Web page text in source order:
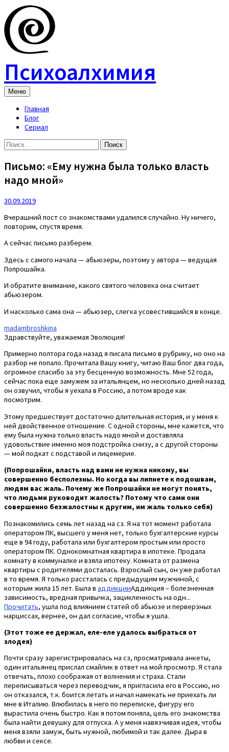
Skip
to
content
Психоалхимия
Меню
Главная
Блог
Сериал
Найти:
Письмо: «Ему нужна была только власть
надо мной»
30.09.2019
Вчерашний пост со знакомствами удалился случайно. Ну ничего,
повторим, спустя время.
А сейчас письмо разберем.
Здесь с самого начала — абьюзеры, поэтому у автора — ведущая
Попрошайка.
И обратите внимание, какого святого человека она считает
абьюзером.
И насколько сама она — абьюзер, слегка усовестившийся в конце.
madambroshkina
Здравствуйте, уважаемая Эволюция!
Примерно полтора года назад я писала письмо в рубрику, но оно на
разбор не попало. Прочитала Вашу книгу, читаю Ваш блог два года,
огромное спасибо за эту бесценную возможность. Мне 52 года,
сейчас пока еще замужем за итальянцем, но несколько дней назад
он озвучил, чтобы я уехала в Россию, а потом вроде как
посмотрим.
Этому предшествует достаточно длительная история, и у меня к
ней двойственное отношение. С одной стороны, мне кажется, что
ему была нужна только власть надо мной и доставляла
удовольствие именно моя подстройка снизу, а с другой стороны
— мой подкат с подставой и лицемерие.
(Попрошайки, власть над вами не нужна никому, вы
совершенно бесполезны. Но когда вы липнете к подошвам,
людям вас жаль. Почему же Попрошайки не могут понять,
что людьми руководит жалость? Потому что сами они
совершенно безжалостны к другим, им жаль только себя)
Познакомились семь лет назад на сз. Я на тот момент работала
оператором ПК, высшего у меня нет, только бухгалтерские курсы
еще в 94 году, работала или бухгалтером простым или просто
оператором ПК. Однокомнатная квартира в ипотеке. Продала
комнату в коммуналке и взяла ипотеку. Комната от размена
квартиры с родителями досталась. Взрослый сын, он уже работал
в то время. Я только рассталась с предыдущим мужчиной, с
которым жила 15 лет. Была в аддикцииАддикция – болезненная
зависимость, вредная привычка, зацикленность на одн...
Прочитать, ушла под влиянием статей об абьюзе и перверзных
нарциссах, вернее, он дал согласие, чтобы я ушла.
(Этот тоже ее держал, еле-еле удалось выбраться от
злодея)
Почти сразу зарегистрировалась на сз, просматривала анкеты,
один итальянец прислал смайлик в ответ на мой просмотр. Я стала
отвечать, плохо соображая от волнения и страха. Стали
переписываться через переводчик, я пригласила его в Россию, но
он отказался, т.к. боится летать и начал намекать не приехать ли
мне в Италию. Влюбилась в него по переписке, фигуру его
вырастила очень быстро. Как я потом поняла, цель его знакомства
была найти девушку для отпуска. А у меня навязчивая идея, чтобы
меня взяли замуж, быть нужной, любимой и так далее. Дыра в
любви и сексе.